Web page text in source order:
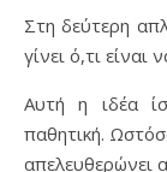
Στη δεύτερη
γίνει ό,τι είναι
Αυτή η ιδέα
παθητική.
απελευθερώνει